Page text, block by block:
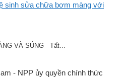
sinh sửa chữa bơm màng với
VÀ SÚNG Tất...
- NPP ủy quyền chính thức